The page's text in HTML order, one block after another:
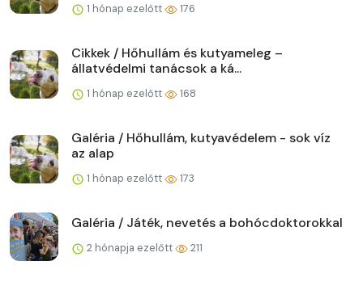
1 hónap ezelőtt 176
Cikkek / Hőhullám és kutyameleg –
állatvédelmi tanácsok a ká...
1 hónap ezelőtt 168
Galéria / Hőhullám, kutyavédelem - sok víz
az alap
1 hónap ezelőtt 173
Galéria / Játék, nevetés a bohócdoktorokkal
2 hónapja ezelőtt 211